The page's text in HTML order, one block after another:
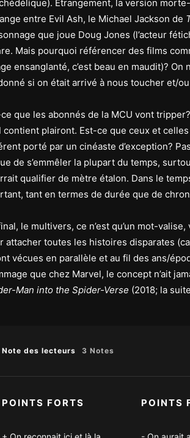
Étrangement, la version
entre Evil Ash, le Michael Jackson de
que joue Doug Jones (l’acteur
Mais pourquoi référencer des films
ensanglanté, c’est beau en maudit)? On
si on était arrivé à nous toucher et/
que les abonnés de la MCU vont
contient plairont. Est-ce que ceux et
porté par un cinéaste d’exception?
de s’emmêler la plupart du temps,
qualifier de mètre étalon. Dans le
tant en termes de durée que de
le multivers, ce n’est qu’un mot-
attacher toutes les histoires disparates
vécues en parallèle et au fil des ans/
que chez Marvel, le concept n’ait
Man into the Spider-Verse (2018; la
Note des lecteurs 3 Notes
POINTS FORTS POINTS